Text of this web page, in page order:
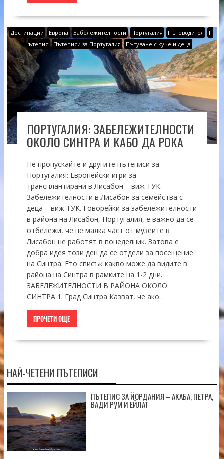
Дестинации Европа Забележителности Португалия Пътеводител
П
ътепис
Пътеписи за Португалия Пътуване с куче и деца
ПОРТУГАЛИЯ: ЗАБЕЛЕЖИТЕЛНОСТИ
ОКОЛО СИНТРА И КАБО ДА РОКА
Не пропускайте и другите пътеписи за
Португалия: Европейски игри за
трансплантирани в Лисабон – виж ТУК.
Забележителности в Лисабон за семейства с
деца – виж ТУК. Говорейки за забележителности
в района на Лисабон, Португалия, е важно да се
отбележи, че не малка част от музеите в
Лисабон не работят в понеделник. Затова е
добра идея този ден да се отдели за посещение
на Синтра. Ето списък какво може да видите в
района на Синтра в рамките на 1-2 дни.
ЗАБЕЛЕЖИТЕЛНОСТИ В РАЙОНА ОКОЛО
СИНТРА 1. Град Синтра Казват, че ако…
ПРОЧЕТИ ОЩЕ
НАЙ-ЧЕТЕНИ ПЪТЕПИСИ
ПЪТЕПИС ЗА ЙОРДАНИЯ – АКАБА, ПЕТРА,
ВАДИ РУМ И ЕЙЛАТ